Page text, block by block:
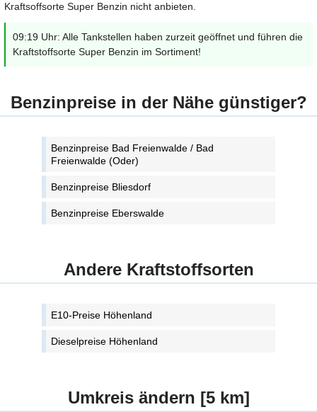
Kraftsoffsorte Super Benzin nicht anbieten.
09:19 Uhr: Alle Tankstellen haben zurzeit geöffnet und führen die
Kraftstoffsorte Super Benzin im Sortiment!
Benzinpreise in der Nähe günstiger?
Benzinpreise Bad Freienwalde / Bad
Freienwalde (Oder)
Benzinpreise Bliesdorf
Benzinpreise Eberswalde
Andere Kraftstoffsorten
E10-Preise Höhenland
Dieselpreise Höhenland
Umkreis ändern [5 km]